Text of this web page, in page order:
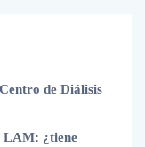
de Diálisis
LAM: ¿tiene